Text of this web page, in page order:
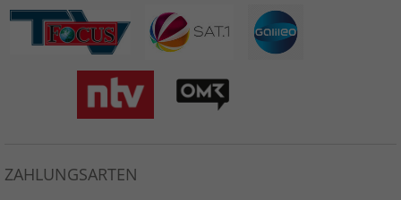
ZAHLUNGSARTEN